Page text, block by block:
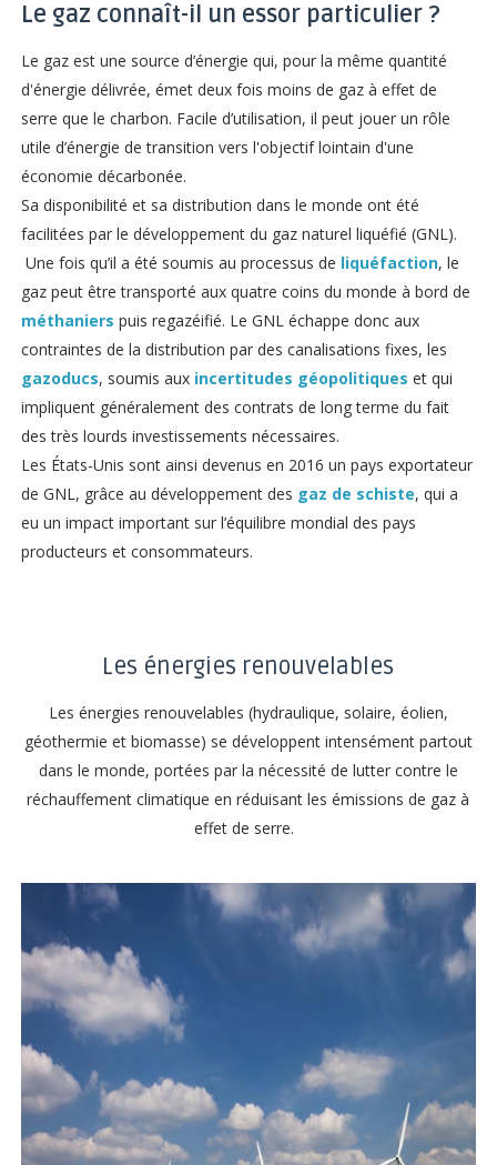
Le gaz connaît-il un essor particulier ?
Le gaz est une source d’énergie qui, pour la même quantité
d'énergie délivrée, émet deux fois moins de gaz à effet de
serre que le charbon. Facile d’utilisation, il peut jouer un rôle
utile d’énergie de transition vers l'objectif lointain d'une
économie décarbonée.
Sa disponibilité et sa distribution dans le monde ont été
facilitées par le développement du gaz naturel liquéfié (GNL).
Une fois qu’il a été soumis au processus de liquéfaction, le
gaz peut être transporté aux quatre coins du monde à bord de
méthaniers puis regazéifié. Le GNL échappe donc aux
contraintes de la distribution par des canalisations fixes, les
gazoducs, soumis aux incertitudes géopolitiques et qui
impliquent généralement des contrats de long terme du fait
des très lourds investissements nécessaires.
Les États-Unis sont ainsi devenus en 2016 un pays exportateur
de GNL, grâce au développement des gaz de schiste, qui a
eu un impact important sur l’équilibre mondial des pays
producteurs et consommateurs.
Les énergies renouvelables
Les énergies renouvelables (hydraulique, solaire, éolien,
géothermie et biomasse) se développent intensément partout
dans le monde, portées par la nécessité de lutter contre le
réchauffement climatique en réduisant les émissions de gaz à
effet de serre.